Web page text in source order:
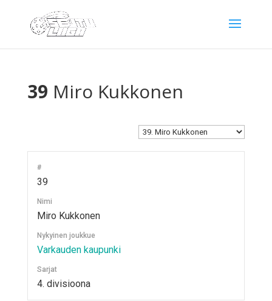
39 Miro Kukkonen
#
39
Nimi
Miro Kukkonen
Nykyinen joukkue
Varkauden kaupunki
Sarjat
4. divisioona